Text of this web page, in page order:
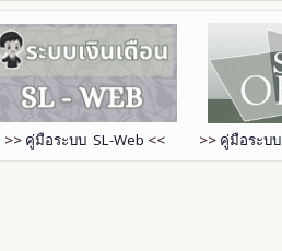
>> คู่มือระบบ SL-Web << >> คู่มือระบบ